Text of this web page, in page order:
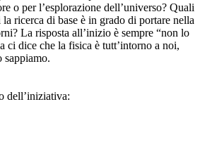
o per l’esplorazione dell’universo? Quali
ricerca di base è in grado di portare nella
La risposta all’inizio è sempre “non lo
ci dice che la fisica è tutt’intorno a noi,
sappiamo.
dell’iniziativa: